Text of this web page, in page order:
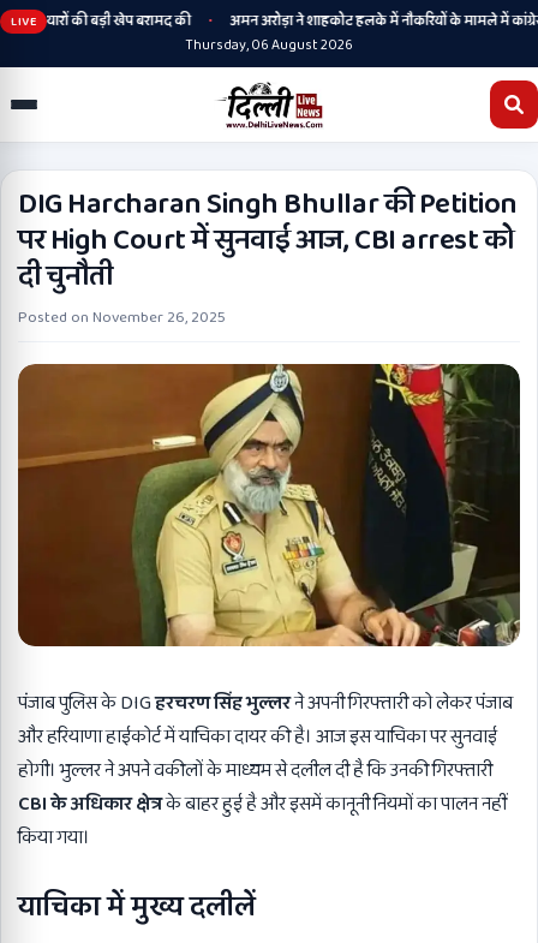
LIVE की बड़ी खेप बरामद की •
अमन अरोड़ा ने शाहकोट हलके में नौकरियों के मामले में कांग्रेसी
Thursday, 06 August 2026
DIG Harcharan Singh Bhullar की Petition
पर High Court में सुनवाई आज, CBI arrest को
दी चुनौती
Posted onNovember 26, 2025
पंजाब पुलिस के DIGहरचरण सिंह भुल्लरने अपनी गिरफ्तारी को लेकर पंजाब
और हरियाणा हाईकोर्ट में याचिका दायर की है। आज इस याचिका पर सुनवाई
होगी। भुल्लर ने अपने वकीलों के माध्यम से दलील दी है कि उनकी गिरफ्तारी
CBIके अधिकार क्षेत्रके बाहर हुई है और इसमें कानूनी नियमों का पालन नहीं
किया गया।
याचिका में मुख्य दलीलें